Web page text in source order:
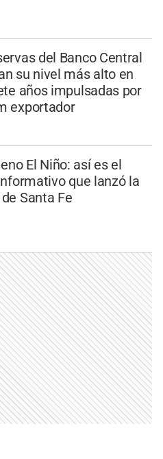
del Banco Central
su nivel más alto en
años impulsadas por
exportador
El Niño: así es el
que lanzó la
Santa Fe